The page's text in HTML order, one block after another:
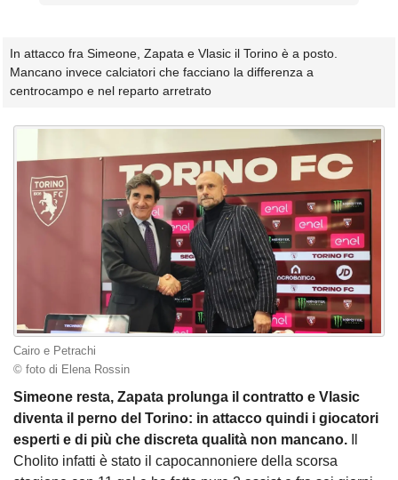
In attacco fra Simeone, Zapata e Vlasic il Torino è a posto.
Mancano invece calciatori che facciano la differenza a
centrocampo e nel reparto arretrato
Cairo e Petrachi
© foto di Elena Rossin
Simeone resta, Zapata prolunga il contratto e Vlasic
diventa il perno del Torino: in attacco quindi i giocatori
esperti e di più che discreta qualità non mancano.
Cholito infatti è stato il capocannoniere della scorsa